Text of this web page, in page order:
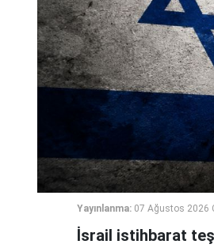
Yayınlanma: 07 Ağustos 2026
İsrail istihbarat